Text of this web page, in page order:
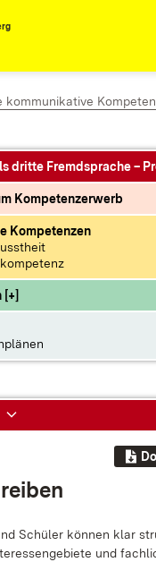
kommunikative
dritte Fremdsprache –
Kompetenzerwerb
Kompetenzen
Schü­ler kön­nen klar
und